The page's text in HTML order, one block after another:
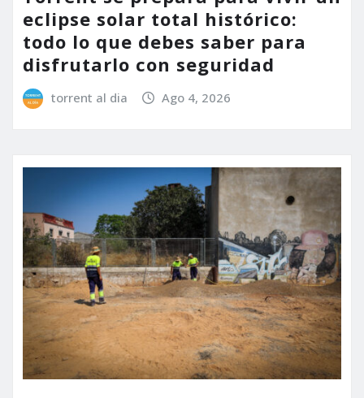
eclipse solar total histórico:
todo lo que debes saber para
disfrutarlo con seguridad
torrent al dia Ago 4, 2026